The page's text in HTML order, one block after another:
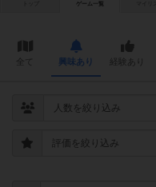
ゲーム一覧
全て 興味あり 経験あり